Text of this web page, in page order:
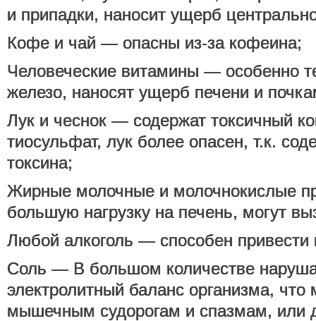
и припадки, наносит ущерб
Кофе и чай — опасны из-за кофеина;
Человеческие витамины — особенно
железо, наносят ущерб печени и
Лук и чеснок — содержат токсичный
тиосульфат, лук более опасен, т.к.
токсина;
Жирные молочные и молочнокислые
большую нагрузку на печень, могут
Любой алкоголь — способен
Соль — В большом количестве
электролитный баланс организма, что
мышечным судорогам и спазмам, или